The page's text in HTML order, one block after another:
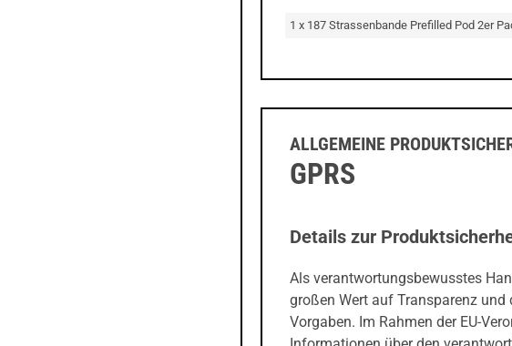
1 x 187 Strassenbande Prefilled Pod 2er
ALLGEMEINE
GPRS
Details zur
Als verantwortungsbewusstes
großen Wert auf Transparenz
Vorgaben. Im Rahmen der EU-